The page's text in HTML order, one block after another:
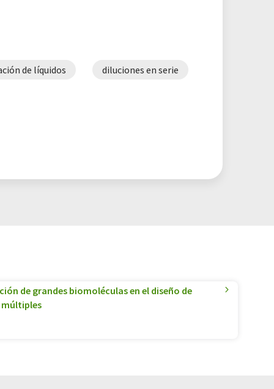
de líquidos diluciones en serie
de grandes biomoléculas en el diseño de
múltiples